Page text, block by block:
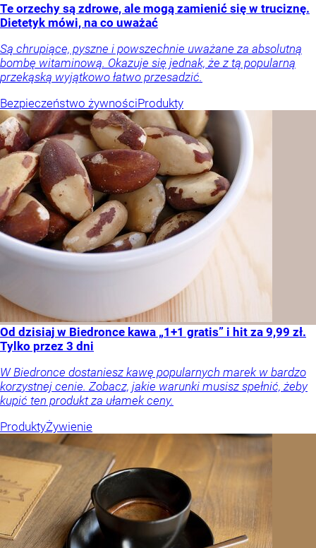
Te orzechy są zdrowe, ale mogą zamienić się w truciznę.
Dietetyk mówi, na co uważać
Są chrupiące, pyszne i powszechnie uważane za absolutną
bombę witaminową. Okazuje się jednak, że z tą popularną
przekąską wyjątkowo łatwo przesadzić.
Bezpieczeństwo żywnościProdukty
Od dzisiaj w Biedronce kawa „1+1 gratis” i hit za 9,99 zł.
Tylko przez 3 dni
W Biedronce dostaniesz kawę popularnych marek w bardzo
korzystnej cenie. Zobacz, jakie warunki musisz spełnić, żeby
kupić ten produkt za ułamek ceny.
ProduktyŻywienie